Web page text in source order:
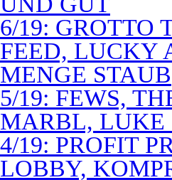
6/19: GROTTO
FEED, LUCKY
MENGE STAUB
5/19: FEWS,
MARBL, LUKE
4/19: PROFIT
LOBBY,